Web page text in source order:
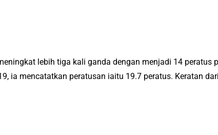
lebih tiga kali ganda dengan menjadi 14 peratus
ia mencatatkan peratusan iaitu 19.7 peratus. Keratan